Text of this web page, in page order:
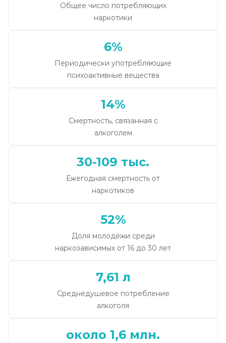
Общее число потребляющих
наркотики
6%
Периодически употребляющие
психоактивные вещества
14%
Смертность, связанная с
алкоголем
30-109 тыс.
Ежегодная смертность от
наркотиков
52%
Доля молодёжи среди
наркозависимых от 16 до 30 лет
7,61 л
Среднедушевое потребление
алкоголя
около 1,6 млн.